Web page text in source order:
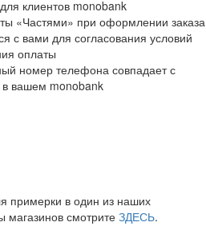
клиентов monobank
«Частями» при оформлении заказа
с вами для согласования условий
оплаты
номер телефона совпадает с
вашем monobank
примерки в один из наших
магазинов смотрите ЗДЕСЬ.